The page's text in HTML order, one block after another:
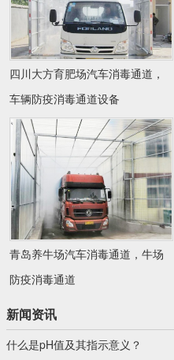
四川大方育肥场汽车消毒通道，
车辆防疫消毒通道设备
青岛养牛场汽车消毒通道，牛场
防疫消毒通道
新闻资讯
什么是pH值及其指示意义？‍